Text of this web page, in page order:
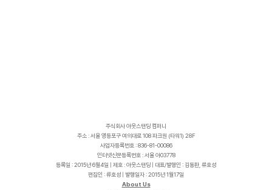
주식회사 아웃스탠딩 컴퍼니
주소 : 서울 영등포구 여의대로 108 파크원 (타워1) 28F
사업자등록번호 : 836-81-00086
인터넷신문등록번호 : 서울 아03778
등록일 : 2015년 6월4일 | 제호 : 아웃스탠딩 | 대표/발행인 : 김동환, 류호성
편집인 : 류호성 | 발행일자 : 2015년 1월17일
About Us